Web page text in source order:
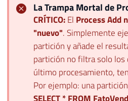
La Trampa Mortal de
CRÍTICO:El Process Add
"nuevo". Simplemente
partición y añade el
partición no filtra solo
último procesamiento,
Por ejemplo: una